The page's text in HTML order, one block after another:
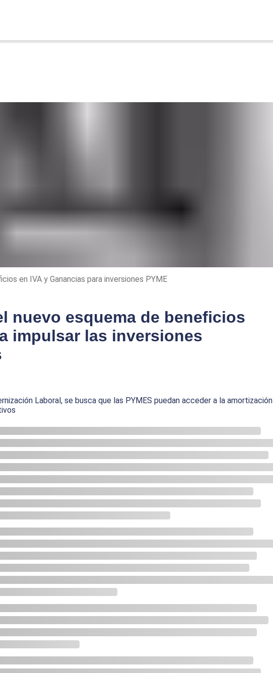
en IVA y Ganancias para inversiones PYME
nuevo esquema de beneficios
impulsar las inversiones
Laboral, se busca que las PYMES puedan acceder a la amortización